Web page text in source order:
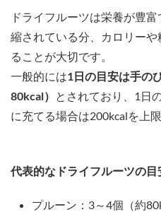
ドライフルーツは栄養が豊
縮されている分、カロリー
ることが大切です。
一般的には1日の目安は手の
80kcal）
とされており、1日
に充てる場合は200kcalを上
代表的なドライフルーツの目
プルーン：3～4個（約